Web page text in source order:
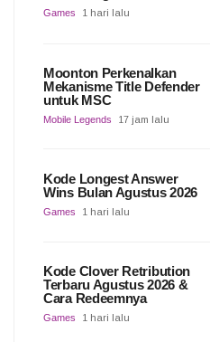
Games 1 hari lalu
Moonton Perkenalkan
Mekanisme Title Defender
untuk MSC
Mobile Legends 17 jam lalu
Kode Longest Answer
Wins Bulan Agustus 2026
Games 1 hari lalu
Kode Clover Retribution
Terbaru Agustus 2026 &
Cara Redeemnya
Games 1 hari lalu